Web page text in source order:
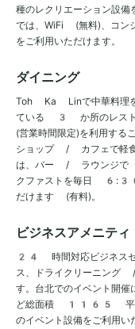
種のレクリエーション設備
では、WiFi (無料)、コン
をご利用いただけます。
ダイニング
Toh Ka Linで中華料理を
ている 3 か所のレスト
(営業時間限定)を利用する
ショップ / カフェで軽
は、バー / ラウンジで
クファストを毎日
だけます (有料)。
ビジネスアメニティ
24 時間対応ビジネス
ス、ドライクリーニン
す。台北でのイベント開
ど総面積 1165 平
のイベント設備をご利用